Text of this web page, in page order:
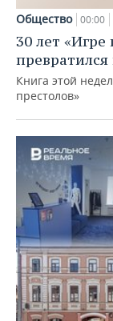
Общество 00:00
30 лет
Книга этой
престолов»